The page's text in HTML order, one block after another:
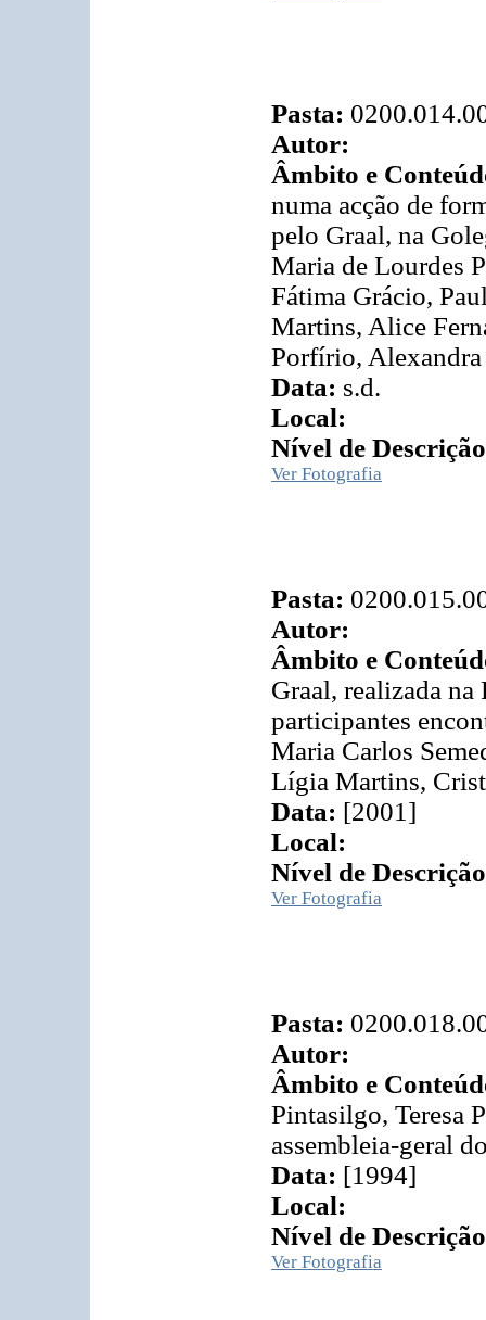
Pasta:
Autor:
Âmbito e
numa acção de
pelo Graal, na
Maria de Lourdes
Fátima Grácio,
Martins, Alice
Porfírio, Alexandra
Data: s.d.
Local:
Nível de
Ver Fotografia
Pasta:
Autor:
Âmbito e
Graal, realizada na
participantes
Maria Carlos
Lígia Martins,
Data: [2001]
Local:
Nível de
Ver Fotografia
Pasta:
Autor:
Âmbito e
Pintasilgo, Teresa
assembleia-geral
Data: [1994]
Local:
Nível de
Ver Fotografia